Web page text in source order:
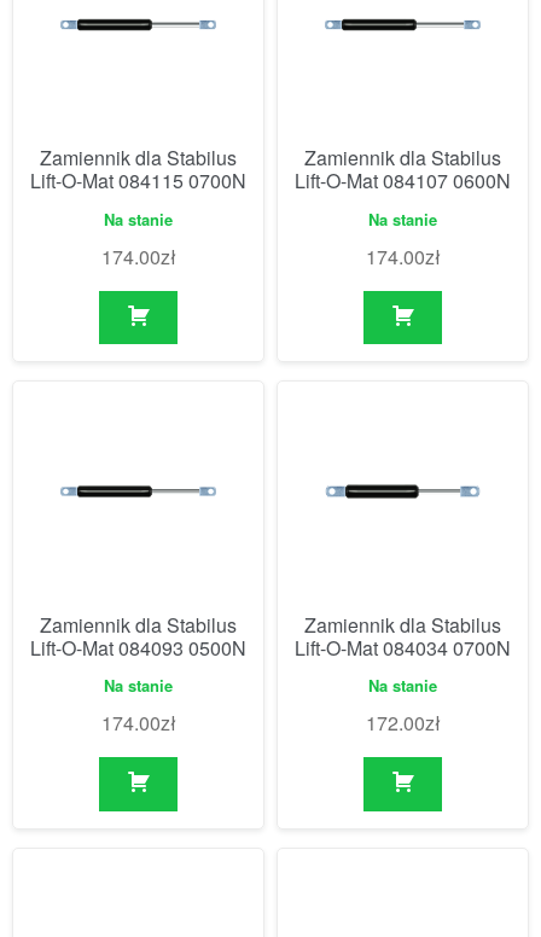
Zamiennik dla Stabilus
Lift-O-Mat 084115 0700N
Na stanie
174.00zł
Zamiennik dla Stabilus
Lift-O-Mat 084107 0600N
Na stanie
174.00zł
Zamiennik dla Stabilus
Lift-O-Mat 084093 0500N
Na stanie
174.00zł
Zamiennik dla Stabilus
Lift-O-Mat 084034 0700N
Na stanie
172.00zł